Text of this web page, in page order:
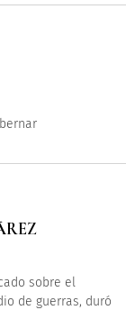
sobre el
de guerras, duró